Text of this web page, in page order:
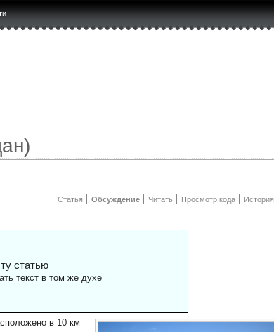
Статья Обсуждение Читать Просмотр кода История
статью
текст в том же духе
в 10 км